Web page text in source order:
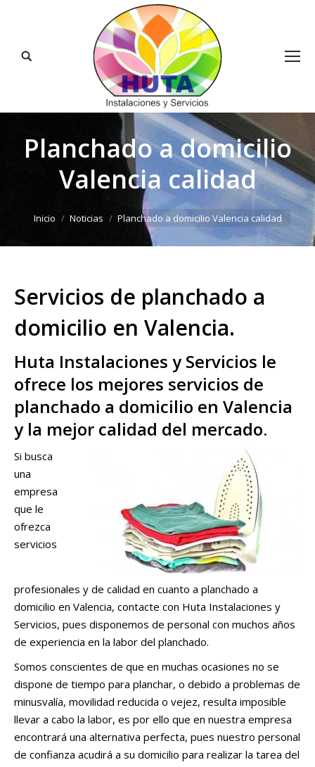
Buscar:
Planchado a domicilio
Valencia calidad
Inicio Noticias Planchado a domicilio Valencia calidad
Servicios de planchado a
domicilio en Valencia.
Huta Instalaciones y Servicios le
ofrece los mejores servicios de
planchado a domicilio en Valencia
y la mejor calidad del mercado.
Si busca
una
empresa
que le
ofrezca
servicios
profesionales y de calidad en cuanto a planchado a
domicilio en Valencia, contacte con Huta Instalaciones y
Servicios, pues disponemos de personal con muchos años
de experiencia en la labor del planchado.
Somos conscientes de que en muchas ocasiones no se
dispone de tiempo para planchar, o debido a problemas de
minusvalía, movilidad reducida o vejez, resulta imposible
llevar a cabo la labor, es por ello que en nuestra empresa
encontrará una alternativa perfecta, pues nuestro personal
de confianza acudirá a su domicilio para realizar la tarea del